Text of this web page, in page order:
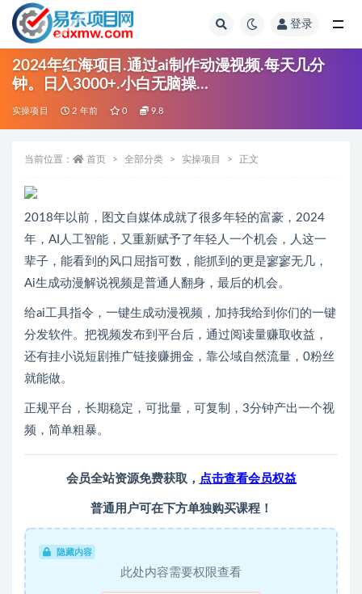
登录
2024年红海项目.通过ai制作动漫视频.每天几分
钟。日入3000+.小白无脑操…
实操项目 2 年前 0 9.8
当前位置： 首页 全部分类 实操项目 正文
2018年以前，图文自媒体成就了很多年轻的富豪，2024
年，AI人工智能，又重新赋予了年轻人一个机会，人这一
辈子，能看到的风口屈指可数，能抓到的更是寥寥无几，
Ai生成动漫解说视频是普通人翻身，最后的机会。
给ai工具指令，一键生成动漫视频，加持我给到你们的一键
分发软件。把视频发布到平台后，通过阅读量赚取收益，
还有挂小说短剧推广链接赚拥金，靠公域自然流量，0粉丝
就能做。
正规平台，长期稳定，可批量，可复制，3分钟产出一个视
频，简单粗暴。
会员全站资源免费获取， 点击查看会员权益
普通用户可在下方单独购买课程！
隐藏内容
此处内容需要权限查看